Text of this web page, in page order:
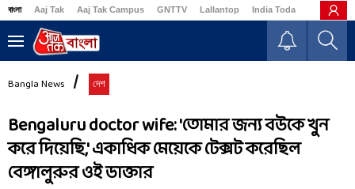
বাংলা Aaj Tak Aaj Tak Campus GNTTV Lallantop India Today Business
Bangla News দেশ
Bengaluru doctor wife: 'তোমার জন্য বউকে খুন
করে দিয়েছি,' একাধিক মেয়েকে টেক্সট করেছিল
বেঙ্গালুরুর ওই ডাক্তার